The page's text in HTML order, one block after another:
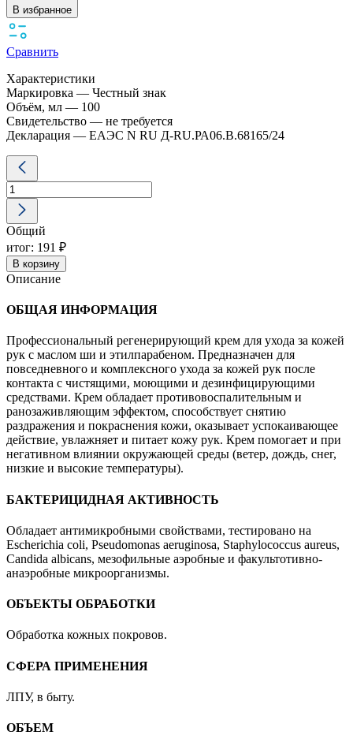
В избранное
Сравнить
Характеристики
Маркировка — Честный знак
Объём, мл — 100
Свидетельство — не требуется
Декларация — ЕАЭС N RU Д-RU.РА06.В.68165/24
Количество
товара
Люир
Мед
крем
для
рук
100
мл
Общий
итог: 191 ₽
В корзину
Описание
ОБЩАЯ ИНФОРМАЦИЯ
Профессиональный регенерирующий крем для ухода за кожей
рук с маслом ши и этилпарабеном. Предназначен для
повседневного и комплексного ухода за кожей рук после
контакта с чистящими, моющими и дезинфицирующими
средствами. Крем обладает противовоспалительным и
ранозаживляющим эффектом, способствует снятию
раздражения и покраснения кожи, оказывает успокаивающее
действие, увлажняет и питает кожу рук. Крем помогает и при
негативном влиянии окружающей среды (ветер, дождь, снег,
низкие и высокие температуры).
БАКТЕРИЦИДНАЯ АКТИВНОСТЬ
Обладает антимикробными свойствами, тестировано на
Escherichia coli, Pseudomonas aeruginosa, Staphylococcus aureus,
Candida albicans, мезофильные аэробные и факультотивно-
анаэробные микроорганизмы.
ОБЪЕКТЫ ОБРАБОТКИ
Обработка кожных покровов.
СФЕРА ПРИМЕНЕНИЯ
ЛПУ, в быту.
ОБЪЕМ